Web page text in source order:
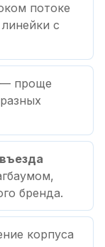
потоке
с
— проще
бренда.
корпуса